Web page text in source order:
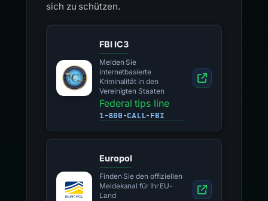
sich zu schützen.
FBI IC3
Melden Sie
internetbasierte
Kriminalität in den
Vereinigten Staaten
Federal tips line
1-800-CALL-FBI
Europol
Finden Sie den offiziellen
Meldekanal für Ihr EU-
Land